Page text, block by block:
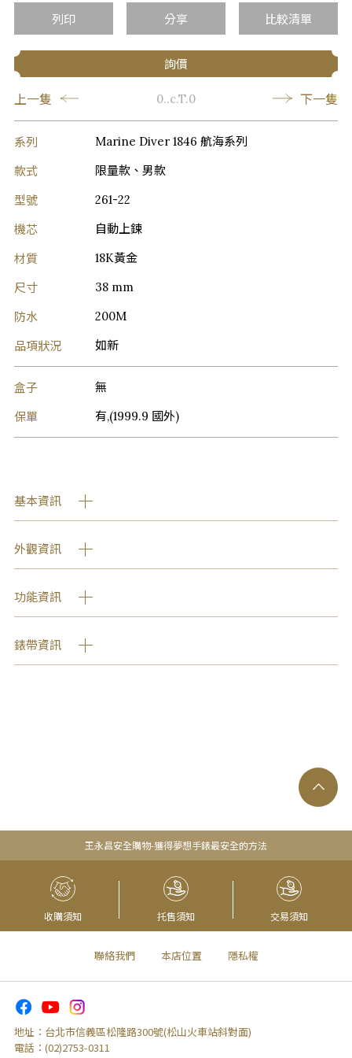
列印 分享 比較清單
詢價
上一隻 0..c.T.0 下一隻
系列 Marine Diver 1846 航海系列
款式 限量款、男款
型號 261-22
機芯 自動上鍊
材質 18K黃金
尺寸 38 mm
防水 200M
品項狀況 如新
盒子 無
保單 有,(1999.9 國外)
基本資訊
外觀資訊
功能資訊
錶帶資訊
王永昌安全購物-獲得夢想手錶最安全的方法
收購須知 托售須知 交易須知
聯絡我們 本店位置 隱私權
地址： 台北市信義區松隆路300號(松山火車站斜對面)
電話： (02)2753-0311